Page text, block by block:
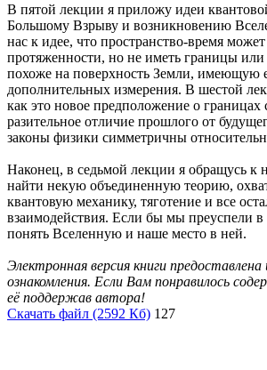
В пятой лекции я приложу идеи
Большому Взрыву и возникновению
нас к идее, что пространство-время
протяженности, но не иметь границы
похоже на поверхность Земли, имеющую
дополнительных измерения. В шестой
как это новое предположение о границах
разительное отличие прошлого от
законы физики симметричны
Наконец, в седьмой лекции я обращусь
найти некую объединенную теорию,
квантовую механику, тяготение и все
взаимодействия. Если бы мы преуспели
понять Вселенную и наше место в ней.
Электронная версия книги
ознакомления. Если Вам понравилось
её поддержав автора!
Скачать файл (2592 Кб) 127